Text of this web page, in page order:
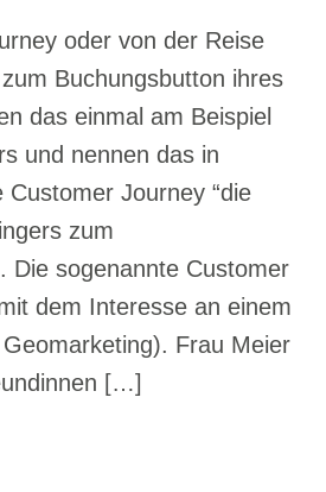
oder von der Reise
Buchungsbutton ihres
das einmal am Beispiel
und nennen das in
Customer Journey “die
zum
Die sogenannte Customer
dem Interesse an einem
Frau Meier
[…]